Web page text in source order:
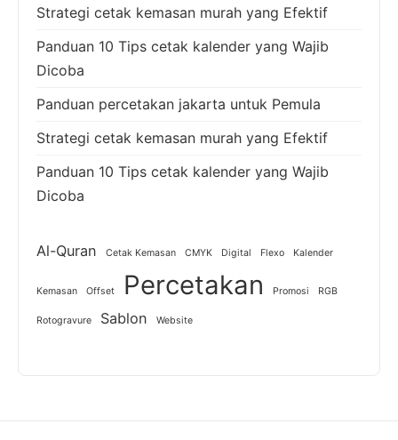
Strategi cetak kemasan murah yang Efektif
Panduan 10 Tips cetak kalender yang Wajib
Dicoba
Panduan percetakan jakarta untuk Pemula
Strategi cetak kemasan murah yang Efektif
Panduan 10 Tips cetak kalender yang Wajib
Dicoba
Al-Quran Cetak Kemasan CMYK Digital Flexo Kalender
Kemasan Offset Percetakan Promosi RGB
Rotogravure Sablon Website